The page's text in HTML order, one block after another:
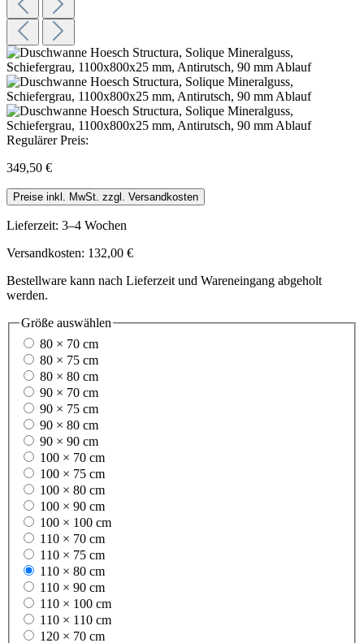
Regulärer Preis:
349,50 €
Preise inkl. MwSt. zzgl. Versandkosten
Lieferzeit: 3–4 Wochen
Versandkosten: 132,00 €
Bestellware kann nach Lieferzeit und Wareneingang abgeholt
werden.
Größe auswählen
80 × 70 cm
80 × 75 cm
80 × 80 cm
90 × 70 cm
90 × 75 cm
90 × 80 cm
90 × 90 cm
100 × 70 cm
100 × 75 cm
100 × 80 cm
100 × 90 cm
100 × 100 cm
110 × 70 cm
110 × 75 cm
110 × 80 cm
110 × 90 cm
110 × 100 cm
110 × 110 cm
120 × 70 cm